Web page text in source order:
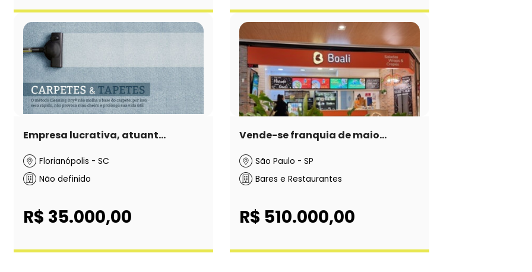
Empresa lucrativa, atuant...
Florianópolis - SC
Não definido
R$ 35.000,00
Vende-se franquia de maio...
São Paulo - SP
Bares e Restaurantes
R$ 510.000,00